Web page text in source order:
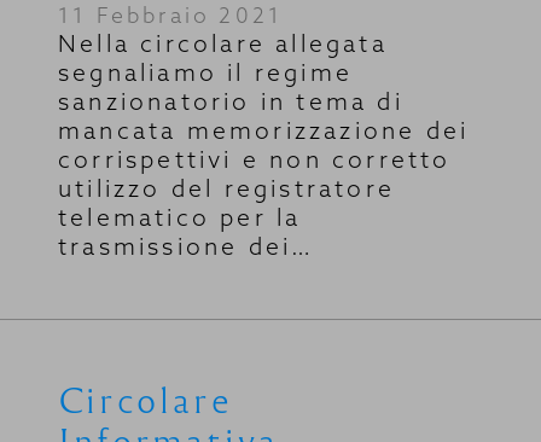
11 Febbraio 2021
Nella circolare allegata
segnaliamo il regime
sanzionatorio in tema di
mancata memorizzazione dei
corrispettivi e non corretto
utilizzo del registratore
telematico per la
trasmissione dei…
Circolare